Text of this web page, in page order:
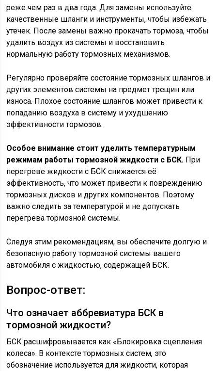
реже чем раз в два года. Для замены используйте
качественные шланги и инструменты, чтобы избежать
утечек. После замены важно прокачать тормоза, чтобы
удалить воздух из системы и восстановить
нормальную работу тормозных механизмов.
Регулярно проверяйте состояние тормозных шлангов и
других элементов системы на предмет трещин или
износа. Плохое состояние шлангов может привести к
попаданию воздуха в систему и ухудшению
эффективности тормозов.
Особое внимание стоит уделить температурным
режимам работы тормозной жидкости с БСК. При
перегреве жидкости с БСК снижается её
эффективность, что может привести к повреждению
тормозных дисков и других компонентов. Поэтому
важно следить за температурой и не допускать
перегрева тормозной системы.
Следуя этим рекомендациям, вы обеспечите долгую и
безопасную работу тормозной системы вашего
автомобиля с жидкостью, содержащей БСК.
Вопрос-ответ:
Что означает аббревиатура БСК в
тормозной жидкости?
БСК расшифровывается как «Блокировка сцепления
колеса». В контексте тормозных систем, это
обозначение используется для жидкости, которая